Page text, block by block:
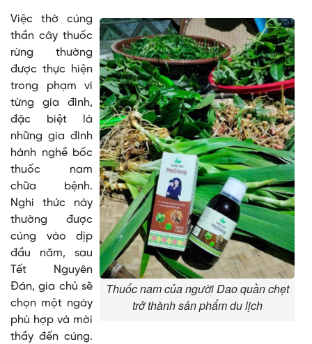
Thuốc nam của người Dao quần chẹt
trở thành sản phẩm du lịch
Việc thờ cúng
thần cây thuốc
rừng thường
được thực hiện
trong phạm vi
từng gia đình,
đặc biệt là
những gia đình
hành nghề bốc
thuốc nam
chữa bệnh.
Nghi thức này
thường được
cúng vào dịp
đầu năm, sau
Tết Nguyên
Đán, gia chủ sẽ
chọn một ngày
phù hợp và mời
thầy đến cúng.